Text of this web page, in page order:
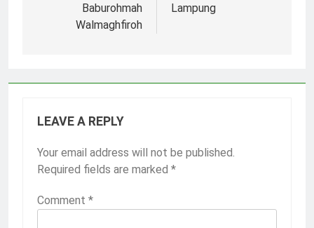
Baburohmah
Walmaghfiroh
Lampung
LEAVE A REPLY
Your email address will not be published.
Required fields are marked *
Comment *